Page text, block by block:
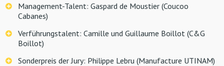
Management-Talent: Gaspard de Moustier (Coucoo
Cabanes)
Verführungstalent: Camille und Guillaume Boillot (C&G
Boillot)
Sonderpreis der Jury: Philippe Lebru (Manufacture UTINAM)